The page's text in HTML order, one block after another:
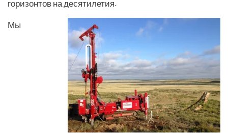
горизонтов на десятилетия.
Мы